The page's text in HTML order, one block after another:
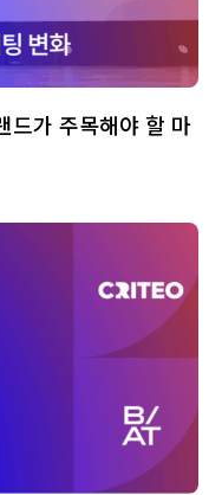
드가 주목해야 할 마